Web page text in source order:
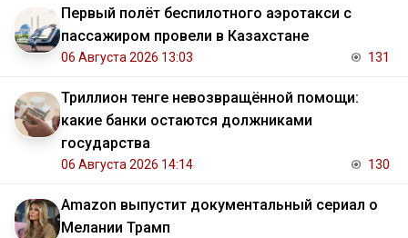
Первый полёт беспилотного аэротакси с
пассажиром провели в Казахстане
06 Августа 2026 13:03 131
Триллион тенге невозвращённой помощи:
какие банки остаются должниками
государства
06 Августа 2026 14:14 130
Amazon выпустит документальный сериал о
Мелании Трамп